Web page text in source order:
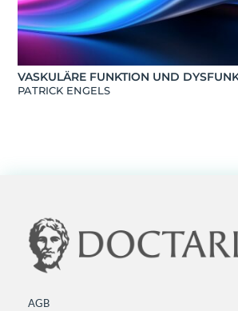
VASKULÄRE FUNKTION UND
PATRICK ENGELS
AGB